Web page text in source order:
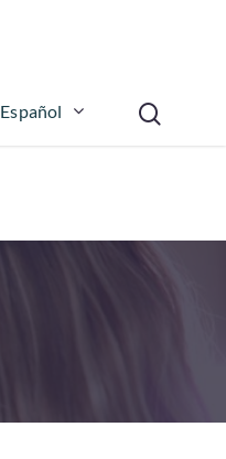
Español